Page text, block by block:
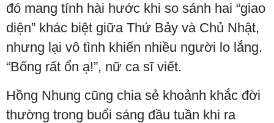
đó mang tính hài hước khi so sánh hai “giao
diện” khác biệt giữa Thứ Bảy và Chủ Nhật,
nhưng lại vô tình khiến nhiều người lo lắng.
“Bống rất ổn ạ!”, nữ ca sĩ viết.
Hồng Nhung cũng chia sẻ khoảnh khắc đời
thường trong buổi sáng đầu tuần khi ra